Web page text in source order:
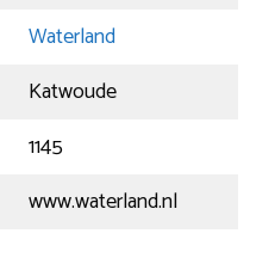
Waterland
Katwoude
1145
www.waterland.nl